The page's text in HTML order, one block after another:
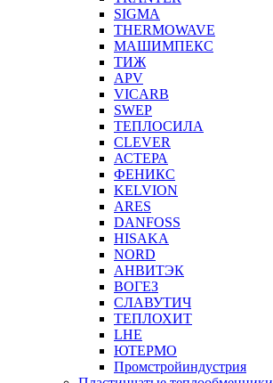
SIGMA
THERMOWAVE
МАШИМПЕКС
ТИЖ
APV
VICARB
SWEP
ТЕПЛОСИЛА
CLEVER
АСТЕРА
ФЕНИКС
KELVION
ARES
DANFOSS
HISAKA
NORD
АНВИТЭК
ВОГЕЗ
СЛАВУТИЧ
ТЕПЛОХИТ
LHE
ЮТЕРМО
Промстройиндустрия